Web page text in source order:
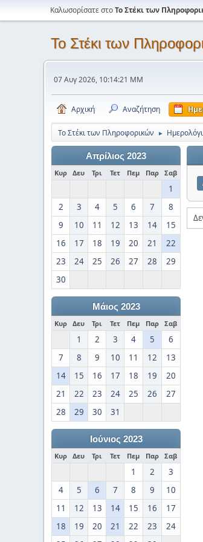
Καλωσορίσατε στοΤο Στέκι των
Το Στέκι των
07 Αυγ 2026, 10:14:21 ΜΜ
Αρχική Αναζήτηση
Το Στέκι των Πληροφορικών ►
Απρίλιος 2023
Κυρ Δευ Τρι Τετ Πεμ Παρ Σαβ
1
2
3 4 5 6 7
8
9
10 11 12 13 14
15
16
17 18 19 20 21
22
23
24 25 26 27 28
29
30
Μάιος 2023
Κυρ Δευ Τρι Τετ Πεμ Παρ Σαβ
1 2 3 4 5
6
7
8 9 10 11 12
13
14
15 16 17 18 19
20
21
22 23 24 25 26
27
28
29 30 31
Ιούνιος 2023
Κυρ Δευ Τρι Τετ Πεμ Παρ Σαβ
1 2
3
4
5 6 7 8 9
10
11
12 13 14 15 16
17
18
19 20 21 22 23
24